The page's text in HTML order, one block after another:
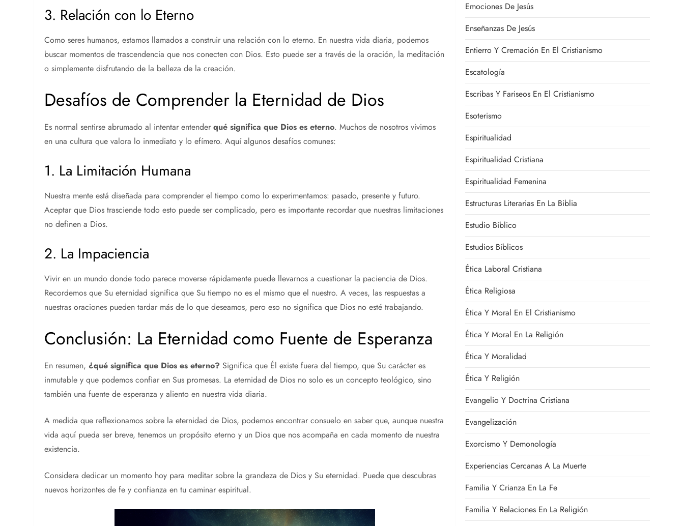
3. Relación con lo Eterno
Como seres humanos, estamos llamados a construir una relación con lo eterno. En nuestra vida diaria, podemos
buscar momentos de trascendencia que nos conecten con Dios. Esto puede ser a través de la oración, la meditación
o simplemente disfrutando de la belleza de la creación.
Desafíos de Comprender la Eternidad de Dios
Es normal sentirse abrumado al intentar entenderqué significa que Dios es eterno. Muchos de nosotros vivimos
en una cultura que valora lo inmediato y lo efímero. Aquí algunos desafíos comunes:
1. La Limitación Humana
Nuestra mente está diseñada para comprender el tiempo como lo experimentamos: pasado, presente y futuro.
Aceptar que Dios trasciende todo esto puede ser complicado, pero es importante recordar que nuestras limitaciones
no definen a Dios.
2. La Impaciencia
Vivir en un mundo donde todo parece moverse rápidamente puede llevarnos a cuestionar la paciencia de Dios.
Recordemos que Su eternidad significa que Su tiempo no es el mismo que el nuestro. A veces, las respuestas a
nuestras oraciones pueden tardar más de lo que deseamos, pero eso no significa que Dios no esté trabajando.
Conclusión: La Eternidad como Fuente de Esperanza
En resumen, ¿qué significa que Dios es eterno? Significa que Él existe fuera del tiempo, que Su carácter es
inmutable y que podemos confiar en Sus promesas. La eternidad de Dios no solo es un concepto teológico, sino
también una fuente de esperanza y aliento en nuestra vida diaria.
A medida que reflexionamos sobre la eternidad de Dios, podemos encontrar consuelo en saber que, aunque nuestra
vida aquí pueda ser breve, tenemos un propósito eterno y un Dios que nos acompaña en cada momento de nuestra
existencia.
Considera dedicar un momento hoy para meditar sobre la grandeza de Dios y Su eternidad. Puede que descubras
nuevos horizontes de fe y confianza en tu caminar espiritual.
Emociones De Jesús
Enseñanzas De Jesús
Entierro Y Cremación En El Cristianismo
Escatología
Escribas Y Fariseos En El Cristianismo
Esoterismo
Espiritualidad
Espiritualidad Cristiana
Espiritualidad Femenina
Estructuras Literarias En La Biblia
Estudio Bíblico
Estudios Bíblicos
Ética Laboral Cristiana
Ética Religiosa
Ética Y Moral En El Cristianismo
Ética Y Moral En La Religión
Ética Y Moralidad
Ética Y Religión
Evangelio Y Doctrina Cristiana
Evangelización
Exorcismo Y Demonología
Experiencias Cercanas A La Muerte
Familia Y Crianza En La Fe
Familia Y Relaciones En La Religión